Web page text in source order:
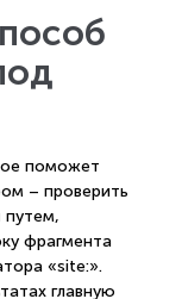
поможет
– проверить
путем,
фрагмента
«site:».
главную